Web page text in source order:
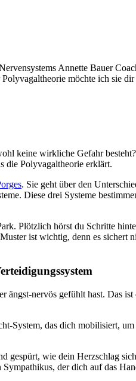
möchte ich sie
keine wirkliche Gefahr
die Polyvagaltheorie erklärt.
. Sie geht über den
Diese drei Systeme
Plötzlich hörst du Schritte
ist wichtig, denn es
nervös gefühlt hast. Das
System, das dich mobilisiert,
gespürt, wie dein Herzschlag
der dich auf das